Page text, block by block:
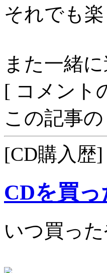
それでも
また一緒に
[ コメント
この記事
[CD購入歴]
CDを買
いつ買っ